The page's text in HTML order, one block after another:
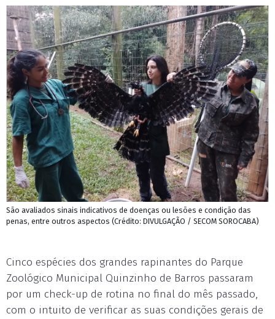
São avaliados sinais indicativos de doenças ou lesões e condição das
penas, entre outros aspectos (Crédito: DIVULGAÇÃO / SECOM SOROCABA)
Cinco espécies dos grandes rapinantes do Parque
Zoológico Municipal Quinzinho de Barros passaram
por um check-up de rotina no final do mês passado,
com o intuito de verificar as suas condições gerais de